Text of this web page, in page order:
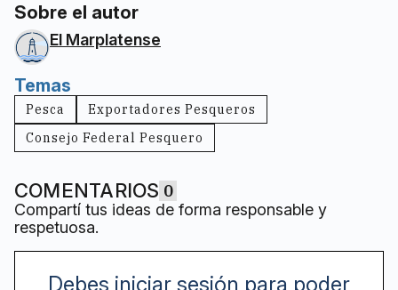
Sobre el autor
El Marplatense
Temas
Pesca
Exportadores Pesqueros
Consejo Federal Pesquero
COMENTARIOS 0
Compartí tus ideas de forma responsable y
respetuosa.
Debes iniciar sesión para poder